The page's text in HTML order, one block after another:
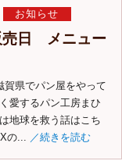
お知らせ
日 メニュー
賀県でパン屋をやって
愛するパン工房まひ
地球を救う話はこち
の... ／続きを読む